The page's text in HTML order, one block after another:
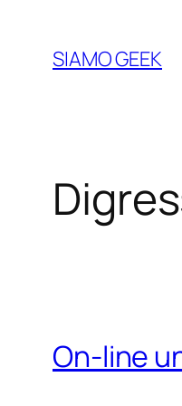
contenuto
SIAMO GEEK
On-line